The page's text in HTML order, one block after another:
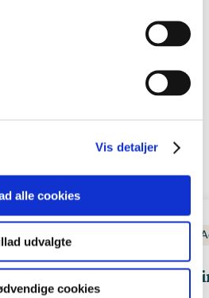
Vis detaljer
alle cookies
udvalgte
cookies
programmer
360°